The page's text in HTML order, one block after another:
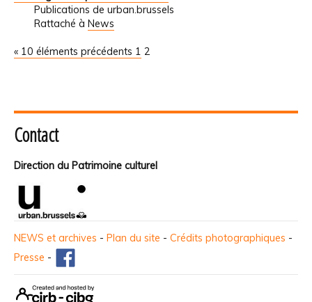
Publications de urban.brussels
Rattaché à News
« 10 éléments précédents 1 2
Contact
Direction du Patrimoine culturel
NEWS et archives - Plan du site - Crédits photographiques -
Presse -